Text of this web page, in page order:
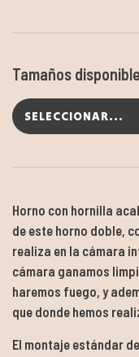
Tamaños
SELECCIONAR...
Horno con hornilla
de este horno doble,
realiza en la cámara
cámara ganamos
haremos fuego, y
que donde hemos
El montaje estándar